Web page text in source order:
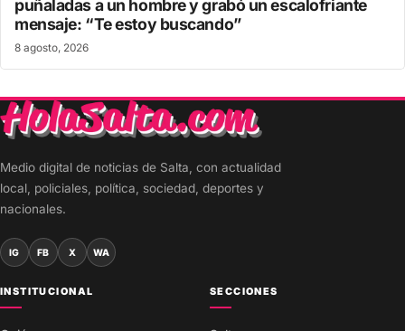
puñaladas a un hombre y grabó un escalofriante
mensaje: “Te estoy buscando”
8 agosto, 2026
Medio digital de noticias de Salta, con actualidad
local, policiales, política, sociedad, deportes y
nacionales.
IG FB X WA
INSTITUCIONAL SECCIONES